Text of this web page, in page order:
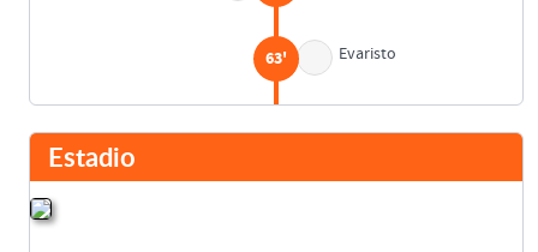
Evaristo
63'
Villaverde
69'
Estadio